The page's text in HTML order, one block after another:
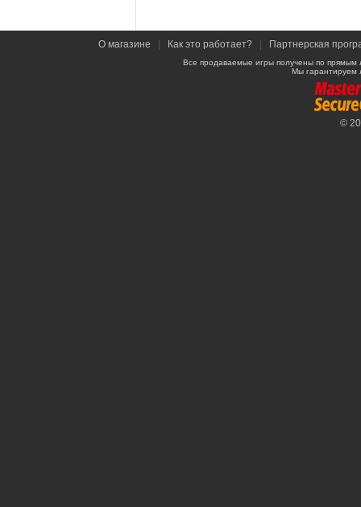
О магазине Как это работает? Партнерская
Все продаваемые игры получены по
Мы гарантируем
©